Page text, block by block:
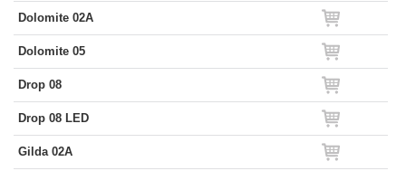
Dolomite 02A
Dolomite 05
Drop 08
Drop 08 LED
Gilda 02A